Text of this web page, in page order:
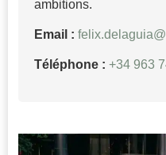
ambitions.
Email :
Téléphone : +34 963